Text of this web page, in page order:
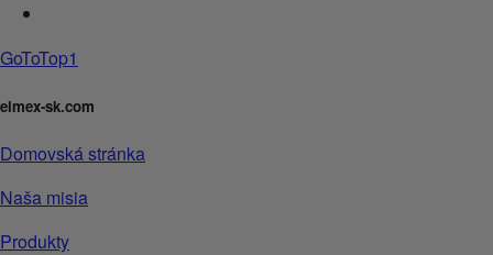
GoToTop1
elmex-sk.com
Domovská stránka
Naša misia
Produkty